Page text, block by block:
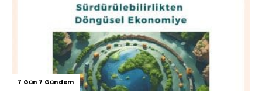
7 Gün 7 Gündem